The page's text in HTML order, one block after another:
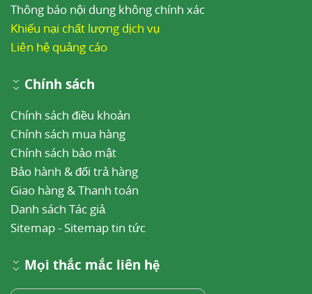
Thông báo nội dung không chính xác
Khiếu nại chất lượng dịch vụ
Liên hệ quảng cáo
Chính sách
Chính sách điều khoản
Chính sách mua hàng
Chính sách bảo mật
Bảo hành & đổi trả hàng
Giao hàng & Thanh toán
Danh sách Tác giả
Sitemap- Sitemap tin tức
Mọi thắc mắc liên hệ